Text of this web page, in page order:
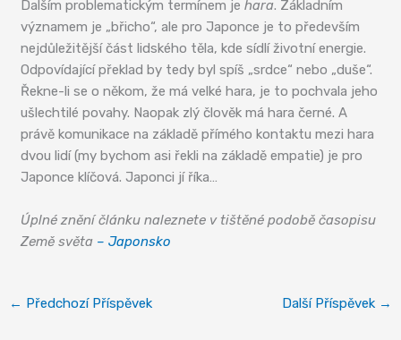
Dalším problematickým termínem jehara. Základním
významem je „břicho“, ale pro Japonce je to především
nejdůležitější část lidského těla, kde sídlí životní energie.
Odpovídající překlad by tedy byl spíš „srdce“ nebo „duše“.
Řekne-li se o někom, že má velké hara, je to pochvala jeho
ušlechtilé povahy. Naopak zlý člověk má hara černé. A
právě komunikace na základě přímého kontaktu mezi hara
dvou lidí (my bychom asi řekli na základě empatie) je pro
Japonce klíčová. Japonci jí říka…
Úplné znění článku naleznete v tištěné podobě časopisu
Země světa – Japonsko
← Předchozí Příspěvek Další Příspěvek →